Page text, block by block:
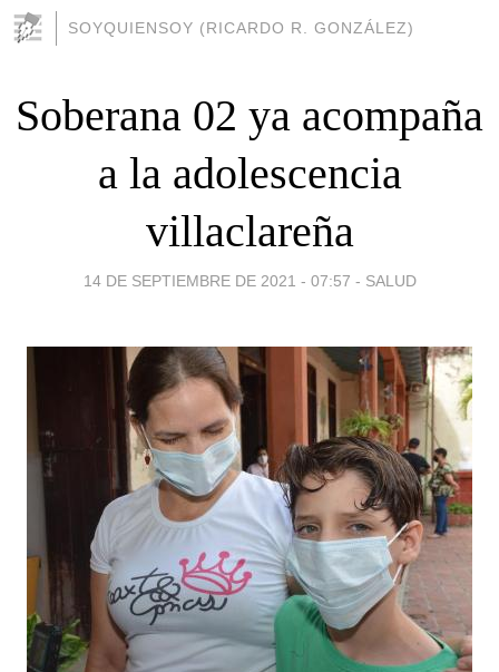
SOYQUIENSOY (RICARDO R. GONZÁLEZ)
Soberana 02 ya acompaña
a la adolescencia
villaclareña
14 DE SEPTIEMBRE DE 2021 - 07:57 - SALUD